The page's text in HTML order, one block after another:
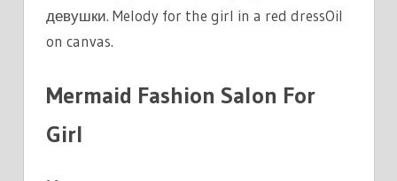
девушки. Melody for the girl in a red dressOil
on canvas.
Mermaid Fashion Salon For
Girl